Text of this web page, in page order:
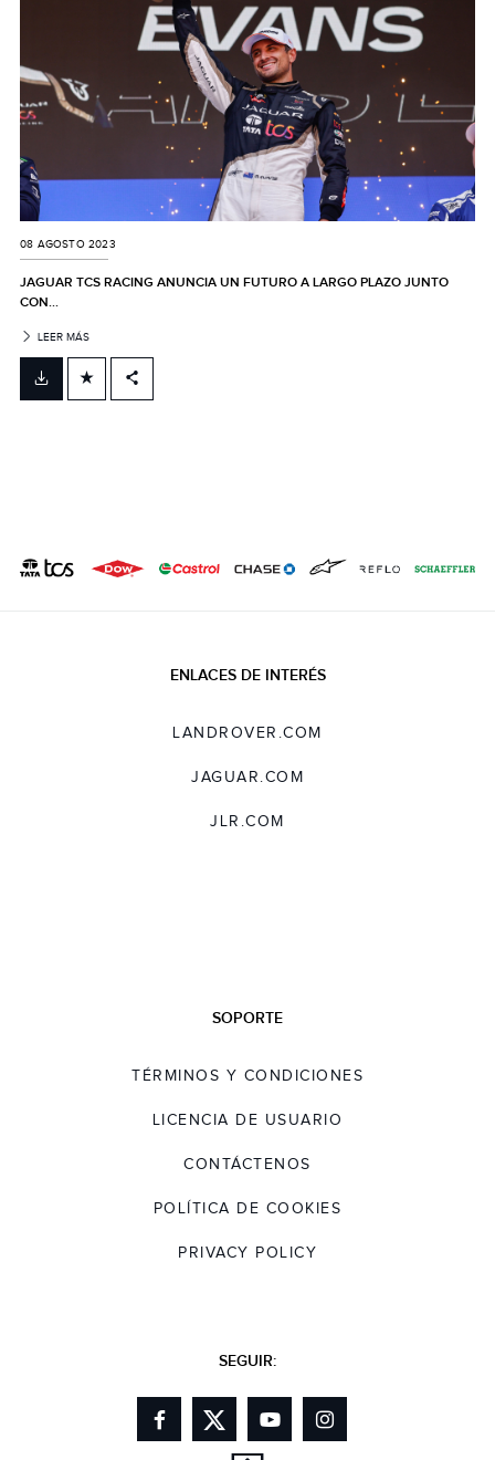
08 AGOSTO 2023
JAGUAR TCS RACING ANUNCIA UN FUTURO A LARGO PLAZO JUNTO
CON...
LEER MÁS
ENLACES DE INTERÉS
LANDROVER.COM
JAGUAR.COM
JLR.COM
SOPORTE
TÉRMINOS Y CONDICIONES
LICENCIA DE USUARIO
CONTÁCTENOS
POLÍTICA DE COOKIES
PRIVACY POLICY
SEGUIR: